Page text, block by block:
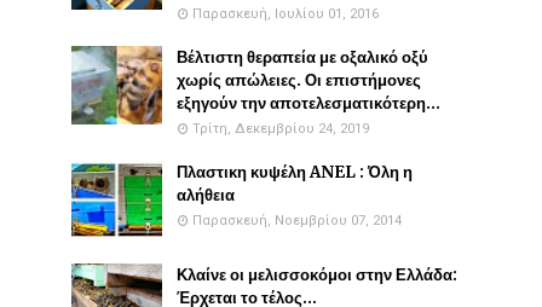
Παρασκευή, Ιουλίου 01, 2016
Βέλτιστη θεραπεία με οξαλικό οξύ
χωρίς απώλειες. Οι επιστήμονες
εξηγούν την αποτελεσματικότερη...
Τρίτη, Δεκεμβρίου 24, 2019
Πλαστικη κυψέλη ANEL : Όλη η
αλήθεια
Παρασκευή, Νοεμβρίου 07, 2014
Κλαίνε οι μελισσοκόμοι στην Ελλάδα:
Έρχεται το τέλος...